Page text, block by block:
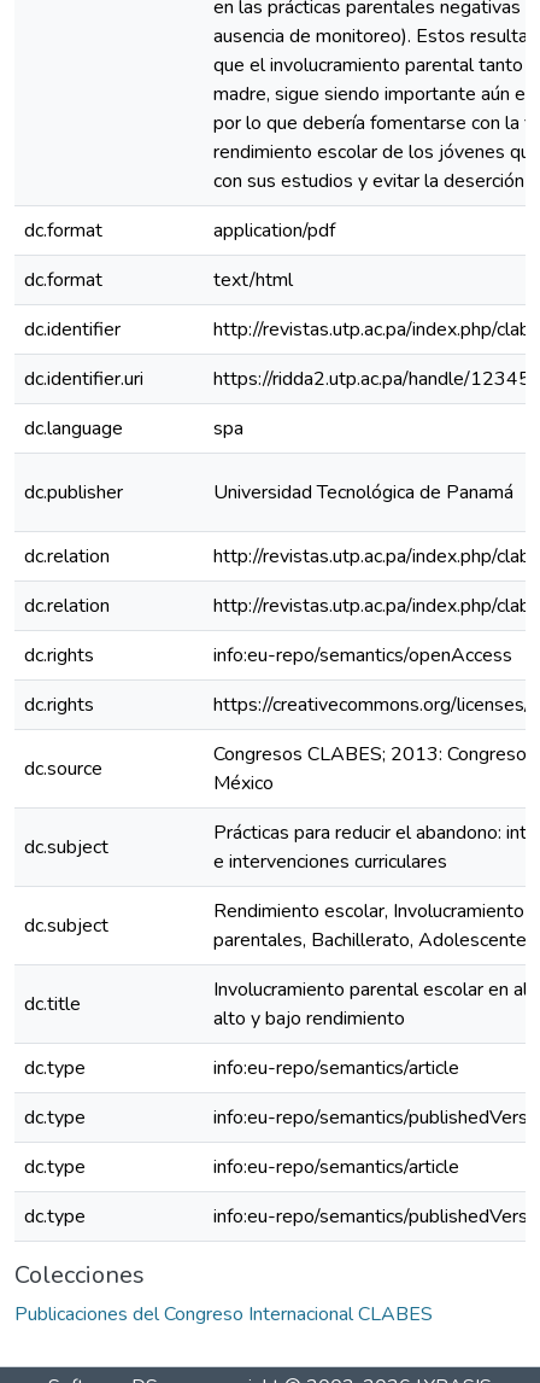
en las prácticas parentales negativas
ausencia de monitoreo). Estos
que el involucramiento parental tanto
madre, sigue siendo importante aún
por lo que debería fomentarse con la
rendimiento escolar de los jóvenes
con sus estudios y evitar la deserción
dc.format
application/pdf
dc.format
text/html
dc.identifier
http://revistas.utp.ac.pa/index.php/
dc.identifier.uri
https://ridda2.utp.ac.pa/handle/
dc.language
spa
dc.publisher Universidad Tecnológica de Panamá
dc.relation
http://revistas.utp.ac.pa/index.php/
dc.relation
http://revistas.utp.ac.pa/index.php/
dc.rights
info:eu-repo/semantics/openAccess
dc.rights
https://creativecommons.org/
dc.source
Congresos CLABES; 2013: Congreso
México
dc.subject
Prácticas para reducir el abandono:
e intervenciones curriculares
dc.subject
Rendimiento escolar, Involucramiento
parentales, Bachillerato, Adolescentes.
dc.title
Involucramiento parental escolar en
alto y bajo rendimiento
dc.type
info:eu-repo/semantics/article
dc.type
info:eu-repo/semantics/
dc.type
info:eu-repo/semantics/article
dc.type
info:eu-repo/semantics/
Colecciones
Publicaciones del Congreso Internacional CLABES